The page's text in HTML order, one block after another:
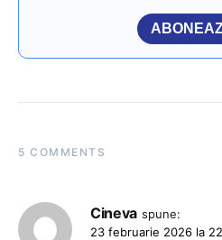
5 COMMENTS
Cineva spune:
23 februarie 2026 la